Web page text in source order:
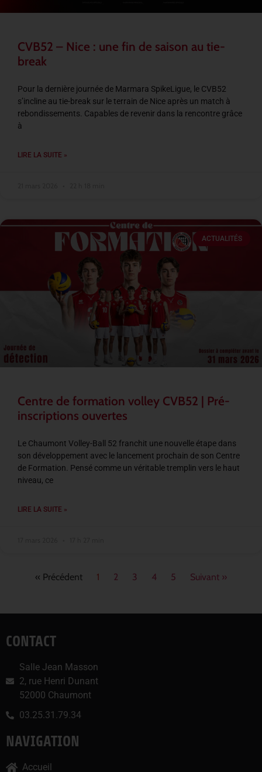
CVB52 – Nice : une fin de saison au tie-
break
Pour la dernière journée de Marmara SpikeLigue, le CVB52
s’incline au tie-break sur le terrain de Nice après un match à
rebondissements. Capables de revenir dans la rencontre grâce
à
LIRE LA SUITE »
ACTUALITÉS
Centre de formation volley CVB52 | Pré-
inscriptions ouvertes
Le Chaumont Volley-Ball 52 franchit une nouvelle étape dans
son développement avec le lancement prochain de son Centre
de Formation. Pensé comme un véritable tremplin vers le haut
niveau, ce
LIRE LA SUITE »
« Précédent 1 2 3 4 5 Suivant »
CONTACT
Salle Jean Masson
2, rue Henri Dunant
52000 Chaumont
03.25.31.79.34
NAVIGATION
Accueil